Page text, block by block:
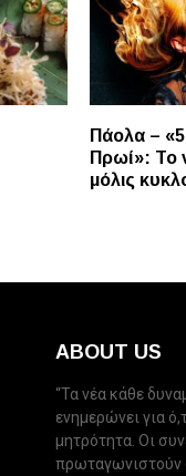
Πάολα –
Πρωί»: Το
μόλις
ABOUT US
“Τα νέα κάθε
ενημερώνει για
μητρότητα. Οι
πρωταγωνιστούν